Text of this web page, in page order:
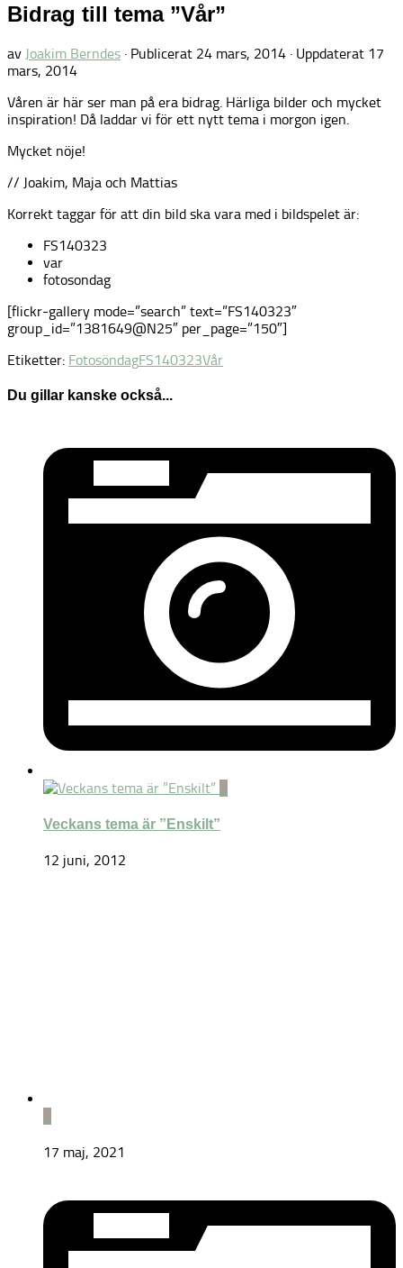
Bidrag till tema ”Vår”
av Joakim Berndes · Publicerat 24 mars, 2014 · Uppdaterat 17
mars, 2014
Våren är här ser man på era bidrag. Härliga bilder och mycket
inspiration! Då laddar vi för ett nytt tema i morgon igen.
Mycket nöje!
// Joakim, Maja och Mattias
Korrekt taggar för att din bild ska vara med i bildspelet är:
FS140323
var
fotosondag
[flickr-gallery mode=”search” text=”FS140323″
group_id=”1381649@N25″ per_page=”150″]
Etiketter: FotosöndagFS140323Vår
Du gillar kanske också...
0
Veckans tema är ”Enskilt”
12 juni, 2012
0
17 maj, 2021